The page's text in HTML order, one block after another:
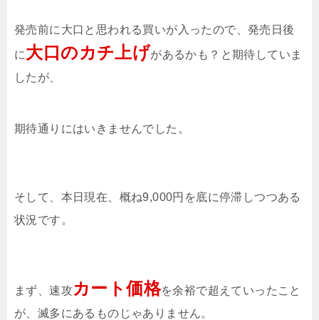
発売前に大口と思われる買いが入ったので、発売日後
に大口のカチ上げがあるかも？と期待していま
したが、
期待通りにはいきませんでした。
そして、本日現在、概ね9,000円を底に停滞しつつある
状況です。
まず、速攻カート価格を余裕で超えていったこと
が、滅多にあるものじゃありません。